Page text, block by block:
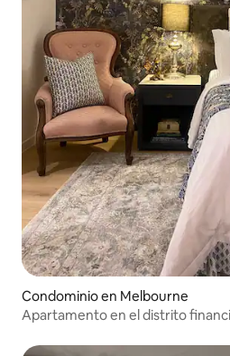
Condominio en Melbourne
Apartamento en el distrito